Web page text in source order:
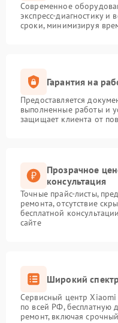
Современное
экспресс-диагностику и
сроки, минимизируя
Гарантия на
Предоставляется
выполненные работы и
защищает клиента от
Прозрачное
консультация
Точные прайс-листы,
ремонта, отсутствие
бесплатной
сайте
Широкий
Сервисный центр Xiaomi
по всей РФ, бесплатную
ремонт, включая